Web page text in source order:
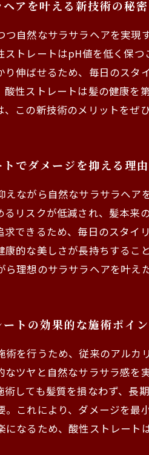
アを叶える新技術の秘密
自然なサラサラヘアを実
トレートはpH値を低く保
伸ばせるため、毎日のス
性ストレートは髪の健康
この新技術のメリットをぜ
でダメージを抑える理由
ながら自然なサラサラヘ
リスクが低減され、髪本
できるため、毎日のスタ
的な美しさが長持ちする
理想のサラサラヘアを叶え
トの効果的な施術ポイン
を行うため、従来のアル
ツヤと自然なサラサラ感
しても髪質を損なわず、
これにより、ダメージを
なるため、酸性ストレー